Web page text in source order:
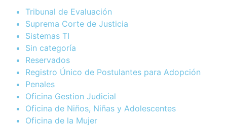
Tribunal de Evaluación
Suprema Corte de Justicia
Sistemas TI
Sin categoría
Reservados
Registro Único de Postulantes para Adopción
Penales
Oficina Gestion Judicial
Oficina de Niños, Niñas y Adolescentes
Oficina de la Mujer